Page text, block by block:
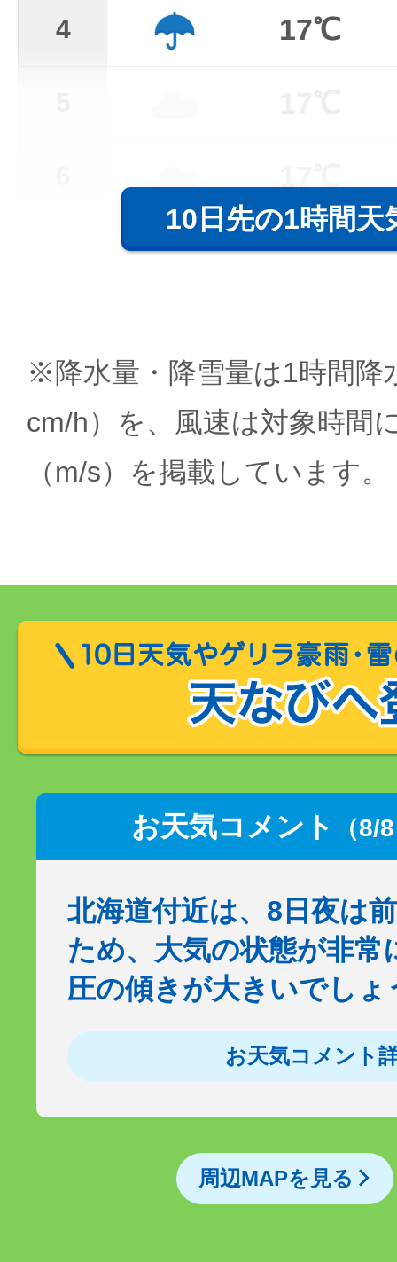
4 17℃
10日先の1時間天
※降水量・降雪量は1時間降
cm/h）を、風速は対象時間
（m/s）を掲載しています。
お天気コメント （8/
北海道付近は、8日夜は
ため、大気の状態が非常
圧の傾きが大きいでし
お天気コメント
周辺MAPを見る